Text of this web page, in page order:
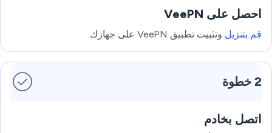
احصل على VeePN
قم بتنزيلوتثبيت تطبيق VeePN على جهازك.
2 خطوة
اتصل بخادم